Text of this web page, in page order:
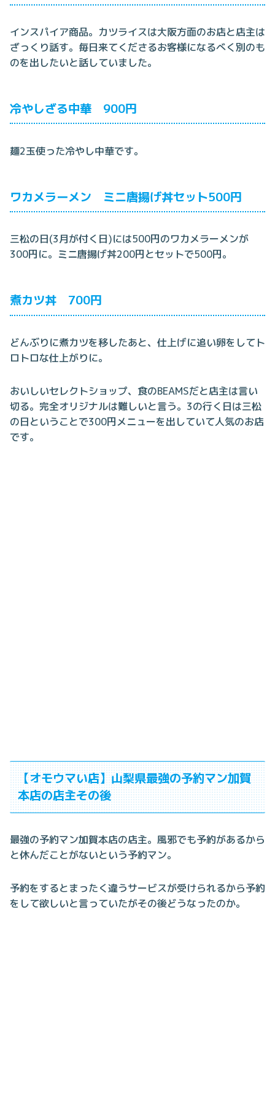
インスパイア商品。カツライスは大阪方面のお店と店主は
ざっくり話す。毎日来てくださるお客様になるべく別のも
のを出したいと話していました。
冷やしざる中華 900円
麺2玉使った冷やし中華です。
ワカメラーメン ミニ唐揚げ丼セット500円
三松の日(3月が付く日)には500円のワカメラーメンが
300円に。ミニ唐揚げ丼200円とセットで500円。
煮カツ丼 700円
どんぶりに煮カツを移したあと、仕上げに追い卵をしてト
ロトロな仕上がりに。
おいしいセレクトショップ、食のBEAMSだと店主は言い
切る。完全オリジナルは難しいと言う。3の行く日は三松
の日ということで300円メニューを出していて人気のお店
です。
【オモウマい店】山梨県最強の予約マン加賀
本店の店主その後
最強の予約マン加賀本店の店主。風邪でも予約があるから
と休んだことがないという予約マン。
予約をするとまったく違うサービスが受けられるから予約
をして欲しいと言っていたがその後どうなったのか。